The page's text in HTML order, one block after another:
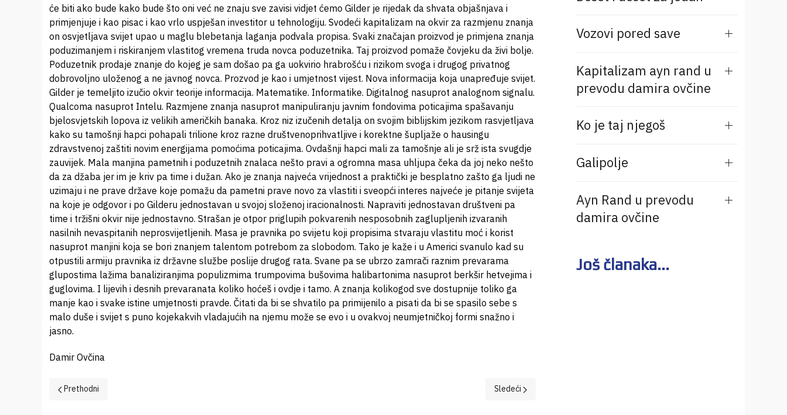
će biti ako bude kako bude što oni već ne znaju sve zavisi vidjet ćemo Gilder je rijedak da shvata objašnjava i
primjenjuje i kao pisac i kao vrlo uspješan investitor u tehnologiju. Svodeći kapitalizam na okvir za razmjenu znanja
on osvjetljava svijet upao u maglu blebetanja laganja podvala propisa. Svaki značajan proizvod je primjena znanja
poduzimanjem i riskiranjem vlastitog vremena truda novca poduzetnika. Taj proizvod pomaže čovjeku da živi bolje.
Poduzetnik prodaje znanje do kojeg je sam došao pa ga uokvirio hrabrošću i rizikom svoga i drugog privatnog
dobrovoljno uloženog a ne javnog novca. Prozvod je kao i umjetnost vijest. Nova informacija koja unapređuje svijet.
Gilder je temeljito izučio okvir teorije informacija. Matematike. Informatike. Digitalnog nasuprot analognom signalu.
Qualcoma nasuprot Intelu. Razmjene znanja nasuprot manipuliranju javnim fondovima poticajima spašavanju
bjelosvjetskih lopova iz velikih američkih banaka. Kroz niz izučenih detalja on svojim biblijskim jezikom rasvjetljava
kako su tamošnji hapci pohapali trilione kroz razne društvenoprihvatljive i korektne šupljaže o hausingu
zdravstvenoj zaštiti novim energijama pomoćima poticajima. Ovdašnji hapci mali za tamošnje ali je srž ista svugdje
zauvijek. Mala manjina pametnih i poduzetnih znalaca nešto pravi a ogromna masa uhljupa čeka da joj neko nešto
da za džaba jer im je kriv pa time i dužan. Ako je znanja najveća vrijednost a praktički je besplatno zašto ga ljudi ne
uzimaju i ne prave države koje pomažu da pametni prave novo za vlastiti i sveopći interes najveće je pitanje svijeta
na koje je odgovor i po Gilderu jednostavan u svojoj složenoj iracionalnosti. Napraviti jednostavan društveni pa
time i tržišni okvir nije jednostavno. Strašan je otpor priglupih pokvarenih nesposobnih zaglupljenih izvaranih
nasilnih nevaspitanih neprosvijetljenih. Masa je pravnika po svijetu koji propisima stvaraju vlastitu moć i korist
nasuprot manjini koja se bori znanjem talentom potrebom za slobodom. Tako je kaže i u Americi svanulo kad su
otpustili armiju pravnika iz državne službe poslije drugog rata. Svane pa se ubrzo zamrači raznim prevarama
glupostima lažima banaliziranjima populizmima trumpovima bušovima halibartonima nasuprot berkšir hetvejima i
guglovima. I lijevih i desnih prevaranata koliko hoćeš i ovdje i tamo. A znanja kolikogod sve dostupnije toliko ga
manje kao i svake istine umjetnosti pravde. Čitati da bi se shvatilo pa primijenilo a pisati da bi se spasilo sebe s
malo duše i svijet s puno kojekakvih vladajućih na njemu može se evo i u ovakvoj neumjetničkoj formi snažno i
jasno.
Damir Ovčina
Prethodni članak: Polja trnja
Prethodni Sledeći članak: Četiri zlatne ptice
Sledeći
Vozovi pored save
Kapitalizam ayn rand u
prevodu damira ovčine
Ko je taj njegoš
Galipolje
Ayn Rand u prevodu
damira ovčine
Još članaka...